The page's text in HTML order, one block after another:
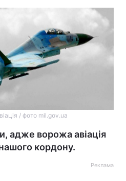
/ фото mil.gov.ua
адже ворожа авіація
кордону.
Реклама